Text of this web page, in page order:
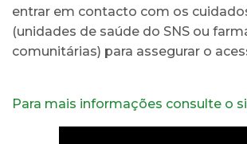
entrar em contacto com os
(unidades de saúde do SNS ou
comunitárias) para assegurar o
Para mais informações consulte o